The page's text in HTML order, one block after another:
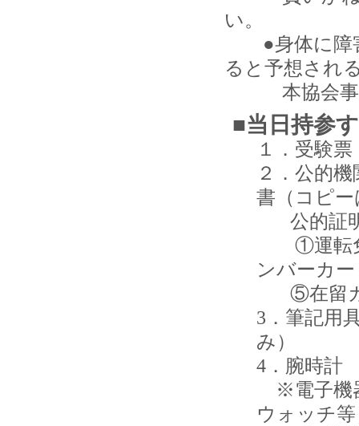
い。
●身体に障害
ると予想され
本協会事務
■当日持参
１．受験票
２．公的
書（コピ
公的証
①運転免
ンバーカ
⑤在留
3．筆記用
み）
4．腕時計
※電子機
ウォッチ